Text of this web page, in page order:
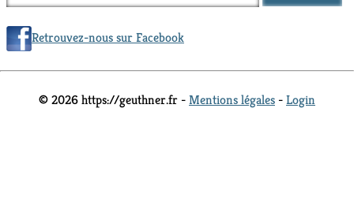
Retrouvez-nous sur Facebook
© 2026 https://geuthner.fr -Mentions légales -Login